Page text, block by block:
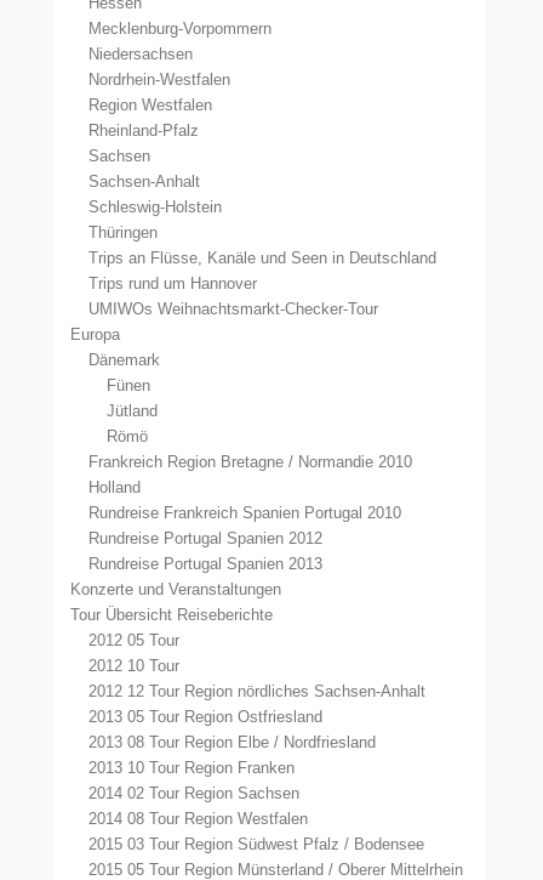
Mecklenburg-Vorpommern
Niedersachsen
Nordrhein-Westfalen
Region Westfalen
Rheinland-Pfalz
Sachsen
Sachsen-Anhalt
Schleswig-Holstein
Thüringen
Trips an Flüsse, Kanäle und Seen in Deutschland
Trips rund um Hannover
UMIWOs Weihnachtsmarkt-Checker-Tour
Europa
Dänemark
Fünen
Jütland
Römö
Frankreich Region Bretagne / Normandie 2010
Holland
Rundreise Frankreich Spanien Portugal 2010
Rundreise Portugal Spanien 2012
Rundreise Portugal Spanien 2013
Konzerte und Veranstaltungen
Tour Übersicht Reiseberichte
2012 05 Tour
2012 10 Tour
2012 12 Tour Region nördliches Sachsen-Anhalt
2013 05 Tour Region Ostfriesland
2013 08 Tour Region Elbe / Nordfriesland
2013 10 Tour Region Franken
2014 02 Tour Region Sachsen
2014 08 Tour Region Westfalen
2015 03 Tour Region Südwest Pfalz / Bodensee
2015 05 Tour Region Münsterland / Oberer Mittelrhein